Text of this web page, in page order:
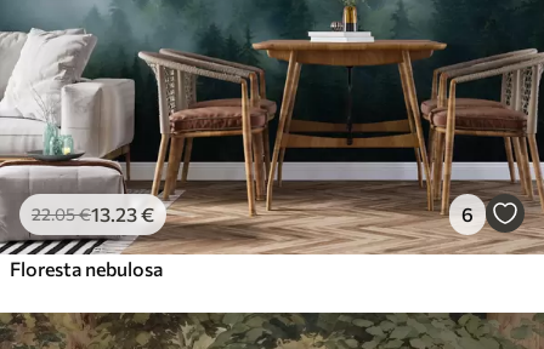
22.05€13 .23€ 6
Floresta nebulosa